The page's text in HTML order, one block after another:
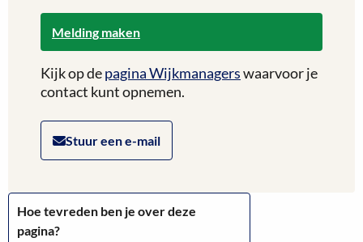
Melding maken
Kijk op depagina Wijkmanagerswaarvoor je
contact kunt opnemen.
Stuur een e-mail
Hoe tevreden ben je over deze
pagina?